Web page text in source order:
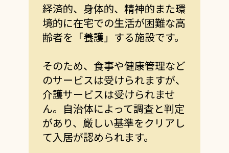
経済的、身体的、精神的また環
境的に在宅での生活が困難な高
齢者を「養護」する施設です。
そのため、食事や健康管理など
のサービスは受けられますが、
介護サービスは受けられませ
ん。 自治体によって調査と判定
があり、厳しい基準をクリアし
て入居が認められます。